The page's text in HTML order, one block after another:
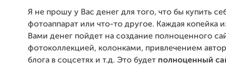
Я не прошу у Вас денег для того, что бы купить
фотоаппарат или что-то другое. Каждая копейка
Вами денег пойдет на создание полноценного
фотоколлекцией, колонками, привлечением
блога в соцсетях и т.д. Это будет полноценный